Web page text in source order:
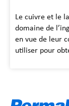
Le cuivre et le
domaine de
en vue de leur
utiliser pour